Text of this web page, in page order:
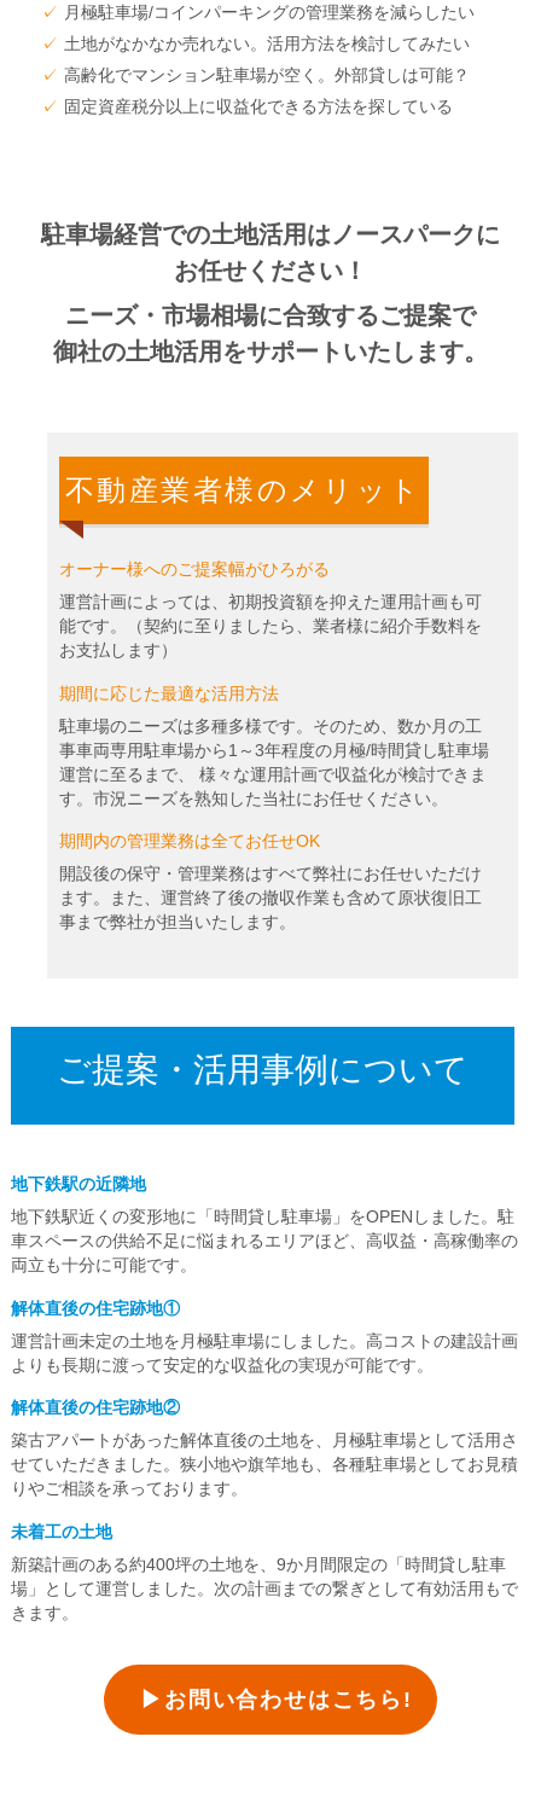
✓
月極駐車場/コインパーキングの管理業務を減らしたい
✓ 土地がなかなか売れない。活用方法を検討してみたい
✓ 高齢化でマンション駐車場が空く。外部貸しは可能？
✓ 固定資産税分以上に収益化できる方法を探している
駐車場経営での土地活用はノースパークに
お任せください！
ニーズ・市場相場に合致するご提案で
御社の土地活用をサポートいたします。
不動産業者様のメリット
オーナー様へのご提案幅がひろがる
運営計画によっては、初期投資額を抑えた運用計画も可
能です。（契約に至りましたら、業者様に紹介手数料を
お支払します）
期間に応じた最適な活用方法
駐車場のニーズは多種多様です。そのため、数か月の工
事車両専用駐車場から1～3年程度の月極/時間貸し駐車場
運営に至るまで、 様々な運用計画で収益化が検討できま
す。市況ニーズを熟知した当社にお任せください。
期間内の管理業務は全てお任せOK
開設後の保守・管理業務はすべて弊社にお任せいただけ
ます。また、運営終了後の撤収作業も含めて原状復旧工
事まで弊社が担当いたします。
ご提案・活用事例について
地下鉄駅の近隣地
地下鉄駅近くの変形地に「時間貸し駐車場」をOPENしました。駐
車スペースの供給不足に悩まれるエリアほど、高収益・高稼働率の
両立も十分に可能です。
解体直後の住宅跡地①
運営計画未定の土地を月極駐車場にしました。高コストの建設計画
よりも長期に渡って安定的な収益化の実現が可能です。
解体直後の住宅跡地②
築古アパートがあった解体直後の土地を、月極駐車場として活用さ
せていただきました。狭小地や旗竿地も、各種駐車場としてお見積
りやご相談を承っております。
未着工の土地
新築計画のある約400坪の土地を、9か月間限定の「時間貸し駐車
場」として運営しました。次の計画までの繋ぎとして有効活用もで
きます。
▶お問い合わせはこちら!